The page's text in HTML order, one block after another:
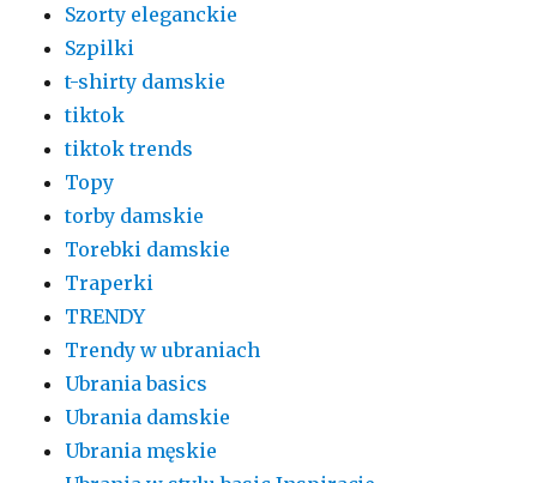
Szorty eleganckie
Szpilki
t-shirty damskie
tiktok
tiktok trends
Topy
torby damskie
Torebki damskie
Traperki
TRENDY
Trendy w ubraniach
Ubrania basics
Ubrania damskie
Ubrania męskie